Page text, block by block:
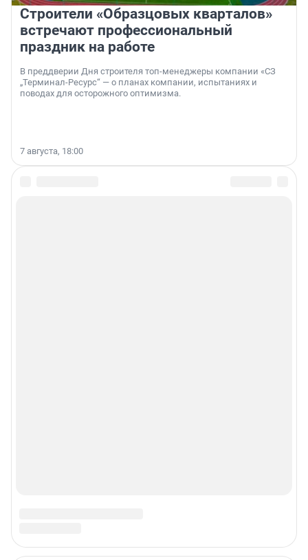
Строители «Образцовых кварталов»
встречают профессиональный
праздник на работе
В преддверии Дня строителя топ-менеджеры компании «СЗ
„Терминал-Ресурс“ — о планах компании, испытаниях и
поводах для осторожного оптимизма.
7 августа, 18:00